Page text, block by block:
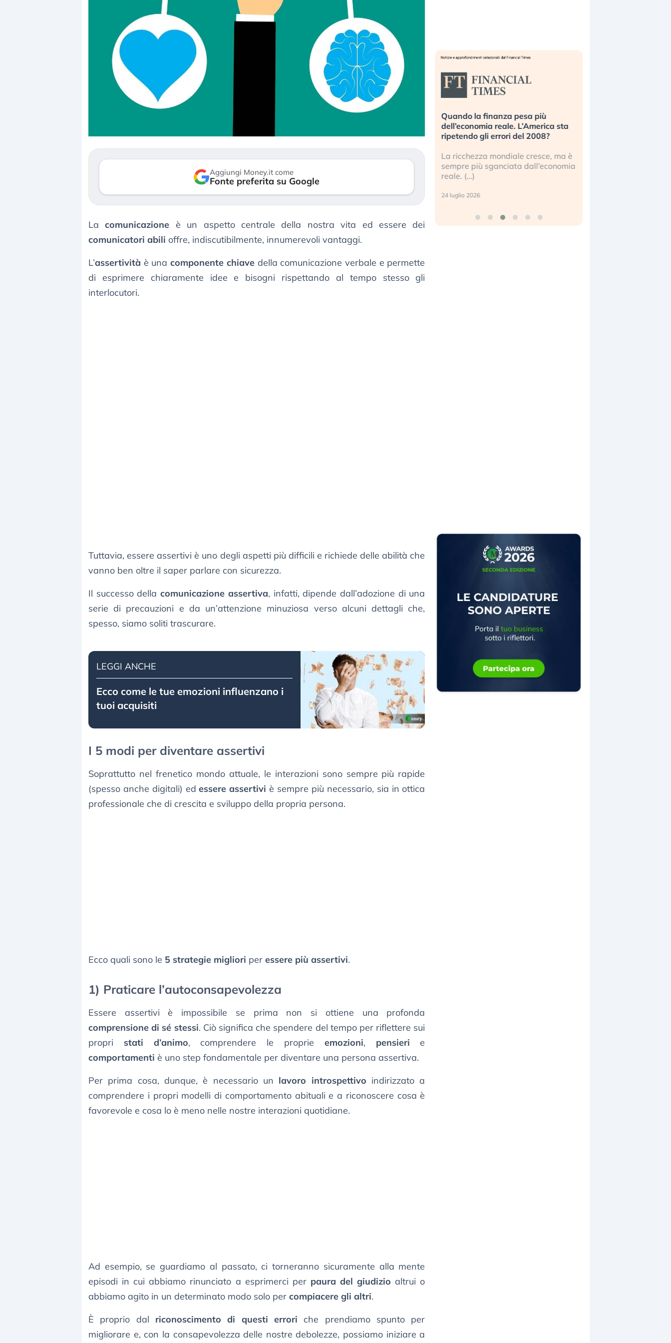
Aggiungi Money.it come
Fonte preferita su Google
Lacomunicazione è un aspetto centrale della nostra vita ed essere dei
comunicatori abili offre, indiscutibilmente, innumerevoli vantaggi.
L’assertività è unacomponente chiavedella comunicazione verbale e permette
di esprimere chiaramente idee e bisogni rispettando al tempo stesso gli
interlocutori.
Tuttavia, essere assertivi è uno degli aspetti più difficili e richiede delle abilità che
vanno ben oltre il saper parlare con sicurezza.
Il successo dellacomunicazione assertiva, infatti, dipende dall’adozione di una
serie di precauzioni e da un’attenzione minuziosa verso alcuni dettagli che,
spesso, siamo soliti trascurare.
LEGGI ANCHE
Ecco come le tue emozioni influenzano i
tuoi acquisiti
I 5 modi per diventare assertivi
Soprattutto nel frenetico mondo attuale, le interazioni sono sempre più rapide
(spesso anche digitali) edessere assertivi è sempre più necessario, sia in ottica
professionale che di crescita e sviluppo della propria persona.
Ecco quali sono le 5 strategie migliori per essere più assertivi.
1) Praticare l’autoconsapevolezza
Essere assertivi è impossibile se prima non si ottiene una profonda
comprensione di sé stessi. Ciò significa che spendere del tempo per riflettere sui
propri stati d’animo, comprendere le proprie emozioni, pensieri e
comportamenti è uno step fondamentale per diventare una persona assertiva.
Per prima cosa, dunque, è necessario un lavoro introspettivo indirizzato a
comprendere i propri modelli di comportamento abituali e a riconoscere cosa è
favorevole e cosa lo è meno nelle nostre interazioni quotidiane.
Ad esempio, se guardiamo al passato, ci torneranno sicuramente alla mente
episodi in cui abbiamo rinunciato a esprimerci per paura del giudizio altrui o
abbiamo agito in un determinato modo solo per compiacere gli altri.
È proprio dal riconoscimento di questi errori che prendiamo spunto per
migliorare e, con la consapevolezza delle nostre debolezze, possiamo iniziare a
Dalle valutazioni estreme alla
correzione. Cosa sta guidando il
repricing degli asset?
3 agosto 2026
«La mia vita è rovinata». Investitori
della bolla AI
Kospi, mentre gli investitori retail (…)
30 luglio 2026
Quando la finanza pesa più
dell’economia reale. L’America sta
ripetendo gli errori del 2008?
La ricchezza mondiale cresce, ma è
sempre più sganciata dall’economia
reale. (…)
24 luglio 2026